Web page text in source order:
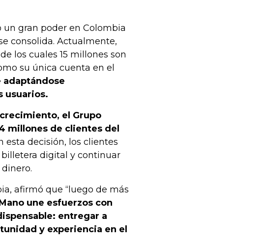
gran poder en Colombia
consolida. Actualmente,
los cuales 15 millones son
su única cuenta en el
adaptándose
usuarios.
el Grupo
millones de clientes del
esta decisión, los clientes
billetera digital y continuar
afirmó que “luego de más
une esfuerzos con
entregar a
y experiencia en el